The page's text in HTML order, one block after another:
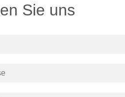
Sie uns